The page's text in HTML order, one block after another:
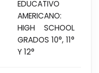
EDUCATIVO
AMERICANO:
HIGH SCHOOL
GRADOS 10°, 11°
Y 12°